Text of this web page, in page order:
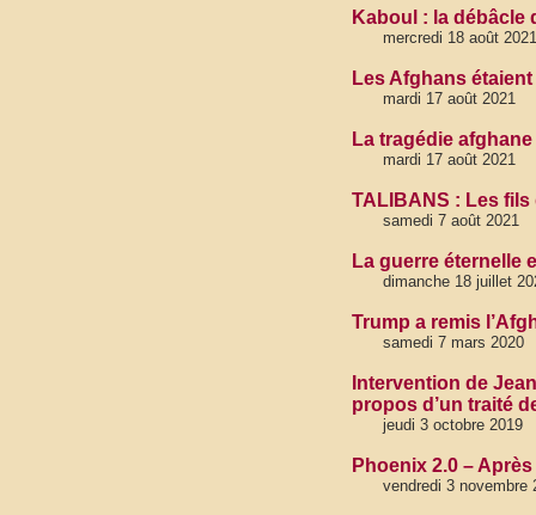
Kaboul : la débâcle
mercredi 18 août 2021
Les Afghans
mardi 17 août 2021
La tragédie afghane
mardi 17 août 2021
TALIBANS : Les
samedi 7 août 2021
La guerre éternelle
dimanche 18 juillet
Trump a remis
samedi 7 mars 2020
Intervention de
propos d’un traité
jeudi 3 octobre 2019
Phoenix 2.0 –
vendredi 3 novembre